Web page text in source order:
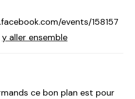
events/158157
y aller ensemble
ce bon plan est pour